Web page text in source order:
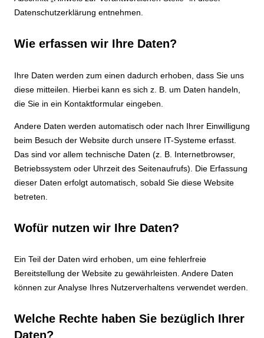
Datenschutzerklärung entnehmen.
Wie erfassen wir Ihre Daten?
Ihre Daten werden zum einen dadurch erhoben, dass Sie uns
diese mitteilen. Hierbei kann es sich z. B. um Daten handeln,
die Sie in ein Kontaktformular eingeben.
Andere Daten werden automatisch oder nach Ihrer Einwilligung
beim Besuch der Website durch unsere IT-Systeme erfasst.
Das sind vor allem technische Daten (z. B. Internetbrowser,
Betriebssystem oder Uhrzeit des Seitenaufrufs). Die Erfassung
dieser Daten erfolgt automatisch, sobald Sie diese Website
betreten.
Wofür nutzen wir Ihre Daten?
Ein Teil der Daten wird erhoben, um eine fehlerfreie
Bereitstellung der Website zu gewährleisten. Andere Daten
können zur Analyse Ihres Nutzerverhaltens verwendet werden.
Welche Rechte haben Sie bezüglich Ihrer
Daten?